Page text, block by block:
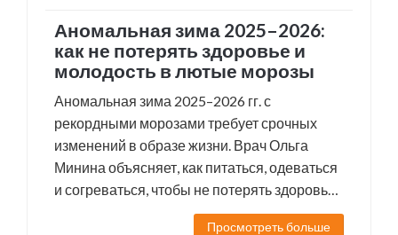
Аномальная зима 2025–2026:
как не потерять здоровье и
молодость в лютые морозы
Аномальная зима 2025–2026 гг. с
рекордными морозами требует срочных
изменений в образе жизни. Врач Ольга
Минина объясняет, как питаться, одеваться
и согреваться, чтобы не потерять здоровье
Просмотреть больше